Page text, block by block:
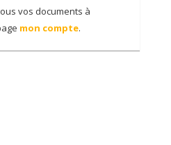
vos documents à
mon compte.